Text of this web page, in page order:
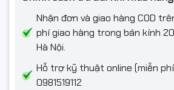
Nhận đơn và giao hàng COD
phí giao hàng trong bán kính
Hà Nội.
Hỗ trợ kỹ thuật online (miễn
0981519112
màu xám
300dpi 60ppm
Quét màu
200dpi 60ppm